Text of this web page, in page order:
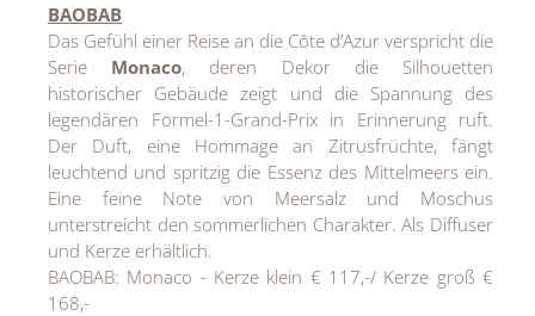
BAOBAB
Das Gefühl einer Reise an die Côte d’Azur verspricht die
Serie Monaco, deren Dekor die Silhouetten
historischer Gebäude zeigt und die Spannung des
legendären Formel-1-Grand-Prix in Erinnerung ruft.
Der Duft, eine Hommage an Zitrusfrüchte, fängt
leuchtend und spritzig die Essenz des Mittelmeers ein.
Eine feine Note von Meersalz und Moschus
unterstreicht den sommerlichen Charakter. Als Diffuser
und Kerze erhältlich.
BAOBAB: Monaco - Kerze klein € 117,-/ Kerze groß €
168,-